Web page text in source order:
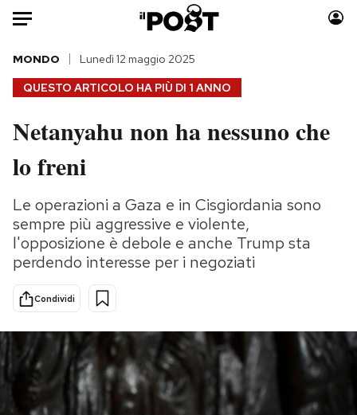
Auto
HOME
Italia
Politica
Tecnologia
Internet
Scienza
Cultura
Economia
Moda
Storie/Idee
Ok Boomer!
Media
Europa
PODCAST
QUESTO ARTICOLO HA PIÙ DI 1 ANNO
MONDO Lunedì 12 maggio 2025
Netanyahu non ha nessuno che
lo freni
Le operazioni a Gaza e in Cisgiordania sono
sempre più aggressive e violente,
l'opposizione è debole e anche Trump sta
perdendo interesse per i negoziati
Condividi